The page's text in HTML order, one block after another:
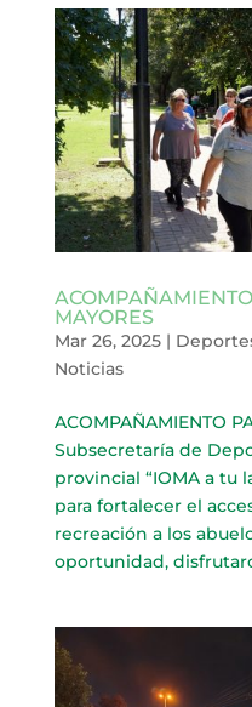
MAYORES
Mar 26, 2025|
Noticias
ACOMPAÑAMIENTO
Subsecretaría de
provincial “IOMA a tu
para fortalecer el
recreación a los
oportunidad,